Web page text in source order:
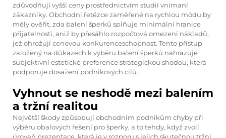
zdůvodňují vyšší ceny prostřednictvím studií vnímaní
zákazníky. Obchodní řetězce zaměřené na rychlou módu by
měly ověřit, zda balení šperků splňuje minimální hranice
přijatelnosti, aniž by přesáhlo rozpočtová omezení nákladů,
jež ohrožují cenovou konkurenceschopnost. Tento přístup
založený na důkazech k výběru balení šperků nahrazuje
subjektivní estetické preference strategickou shodou, která
podporuje dosažení podnikových cílů.
Vyhnout se neshodě mezi balením
a tržní realitou
Největší škody způsobují obchodním podnikům chyby při
výběru obalových řešení pro šperky, a to tehdy, když zvolí